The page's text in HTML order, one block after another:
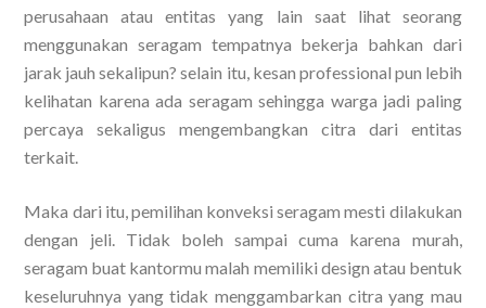
perusahaan atau entitas yang lain saat lihat seorang
menggunakan seragam tempatnya bekerja bahkan dari
jarak jauh sekalipun? selain itu, kesan professional pun lebih
kelihatan karena ada seragam sehingga warga jadi paling
percaya sekaligus mengembangkan citra dari entitas
terkait.
Maka dari itu, pemilihan konveksi seragam mesti dilakukan
dengan jeli. Tidak boleh sampai cuma karena murah,
seragam buat kantormu malah memiliki design atau bentuk
keseluruhnya yang tidak menggambarkan citra yang mau